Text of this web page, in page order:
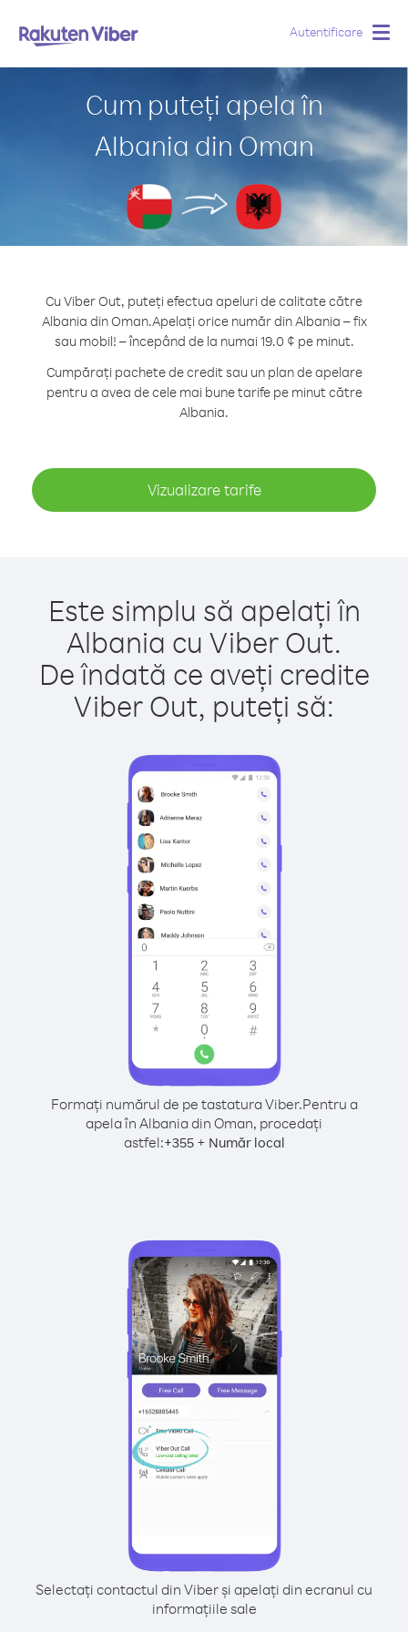
Autentificare
Cum puteți apela în
Albania din Oman
Cu Viber Out, puteți efectua apeluri de calitate către
Albania din Oman.Apelați orice număr din Albania – fix
sau mobil! – începând de la numai 19.0 ¢ pe minut.
Cumpărați pachete de credit sau un plan de apelare
pentru a avea de cele mai bune tarife pe minut către
Albania.
Vizualizare tarife
Este simplu să apelați în
Albania cu Viber Out.
De îndată ce aveți credite
Viber Out, puteți să:
Formați numărul de pe tastatura Viber.Pentru a
apela în Albania din Oman, procedați
astfel:+355+ Număr local
Selectați contactul din Viber și apelați din ecranul cu
informațiile sale